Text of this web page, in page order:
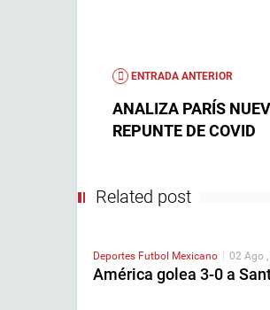
ENTRADA ANTERIOR
ANALIZA PARÍS
REPUNTE DE COVID
Related post
Deportes Futbol Mexicano | 02 Ago
América golea 3-0 a